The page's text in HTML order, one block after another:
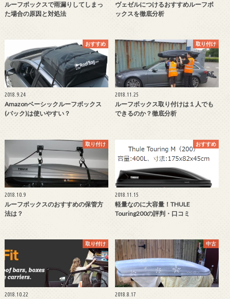
ルーフボックスで雨漏りしてしまっ
た場合の原因と対処法
ヴェゼルにつけるおすすめルーフボ
ックスを徹底分析
おすすめ
2018.9.24
Amazonベーシックルーフボックス
(バック)は使いやすい？
取り付け
2018.11.25
ルーフボックス取り付けは１人でも
できるのか？徹底分析
取り付け
2018.10.9
ルーフボックスのおすすめの保管方
法は？
おすすめ
2018.11.15
軽量なのに大容量！THULE
Touring200の評判・口コミ
取り付け
2018.10.22
中古
2018.8.17